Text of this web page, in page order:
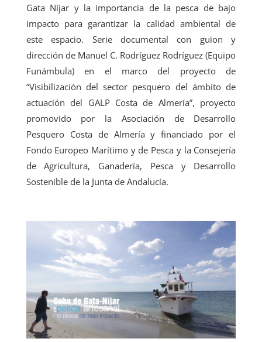
Gata Níjar y la importancia de la pesca de bajo
impacto para garantizar la calidad ambiental de
este espacio. Serie documental con guion y
dirección de Manuel C. Rodríguez Rodríguez (Equipo
Funámbula) en el marco del proyecto de
“Visibilización del sector pesquero del ámbito de
actuación del GALP Costa de Almería”, proyecto
promovido por la Asociación de Desarrollo
Pesquero Costa de Almería y financiado por el
Fondo Europeo Marítimo y de Pesca y la Consejería
de Agricultura, Ganadería, Pesca y Desarrollo
Sostenible de la Junta de Andalucía.